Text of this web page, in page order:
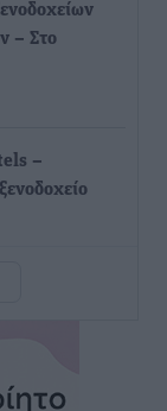
– Στο
–
και